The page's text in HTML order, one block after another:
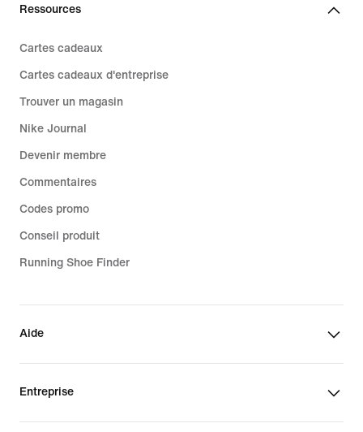
Ressources
Cartes cadeaux
Cartes cadeaux d'entreprise
Trouver un magasin
Nike Journal
Devenir membre
Commentaires
Codes promo
Conseil produit
Running Shoe Finder
Aide
Entreprise